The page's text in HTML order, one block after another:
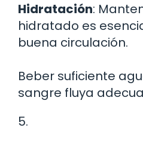
Hidratación:
hidratado es
buena circulación.
Beber suficiente
sangre fluya
5.